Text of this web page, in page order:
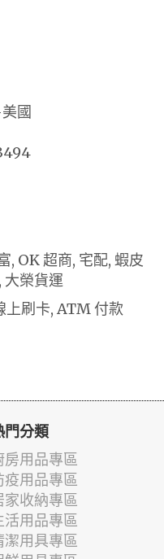
國
, OK 超商, 宅配, 蝦皮
大榮貨運
上刷卡, ATM 付款
門分類
房用品專區
疫用品專區
家收納專區
活用品專區
潔用具專區